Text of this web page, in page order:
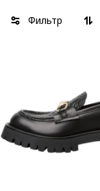
Фильтр